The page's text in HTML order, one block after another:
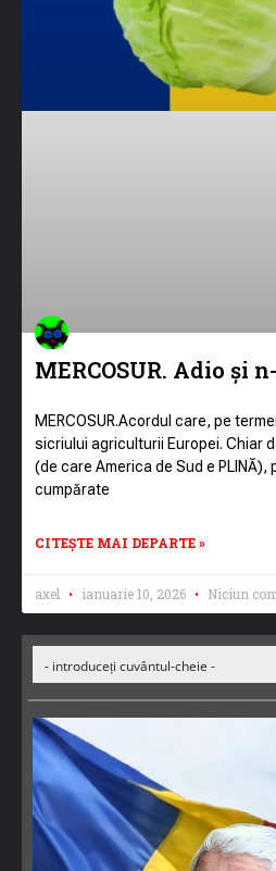
MERCOSUR. Adio și
MERCOSUR.Acordul care, pe
sicriului agriculturii Europei. Chiar
(de care America de Sud e
cumpărate
CITEȘTE MAI DEPARTE »
axel ianuarie 10, 2026 Niciun